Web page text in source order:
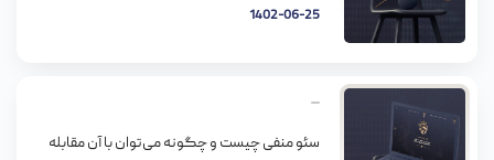
1402-06-25
سئو منفی چیست و چگونه می‌توان با آن مقابله